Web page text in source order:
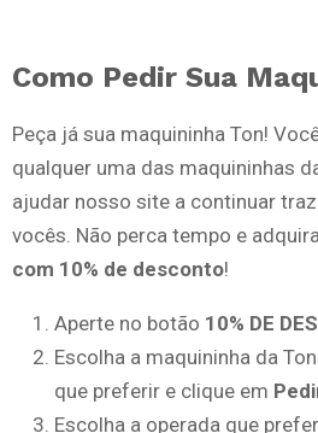
Como Pedir Sua
Peça já sua maquininha Ton!
qualquer uma das maquininhas
ajudar nosso site a continuar
vocês. Não perca tempo e
com 10% de desconto!
Aperte no botão 10% DE
Escolha a maquininha da
que preferir e clique em
Escolha a operada que